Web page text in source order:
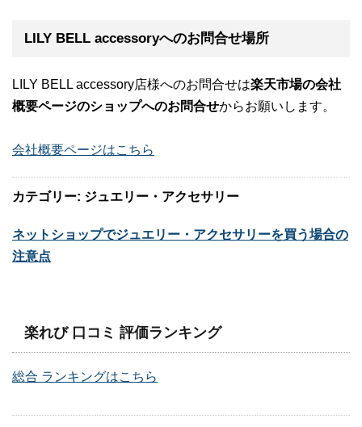
LILY BELL accessoryへのお問合せ場所
LILY BELL accessory店様へのお問合せは楽天市場の会社
概要ページのショップへのお問合せからお願いします。
会社概要ページはこちら
カテゴリー: ジュエリー・アクセサリー
ネットショップでジュエリー・アクセサリーを買う場合の
注意点
楽れび 口コミ 評価ランキング
総合 ランキングはこちら